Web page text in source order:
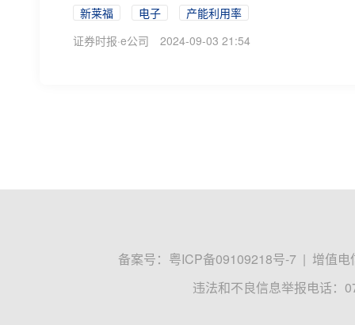
新莱福 电子
产能利用率
证券时报·e公司
2024-09-03 21:54
备案号： 粤ICP备09109218号-7 | 增值电
违法和不良信息举报电话：